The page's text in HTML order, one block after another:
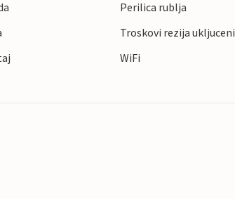
Perilica rublja
Troskovi rezija ukljuceni
WiFi